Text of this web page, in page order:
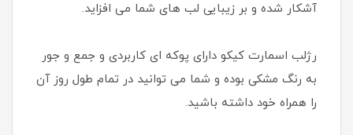
آشکار شده و بر زیبایی لب های شما می افزاید.
رژلب اسمارت کیکو دارای پوکه ای کاربردی و جمع و جور
به رنگ مشکی بوده و شما می توانید در تمام طول روز آن
را همراه خود داشته باشید.